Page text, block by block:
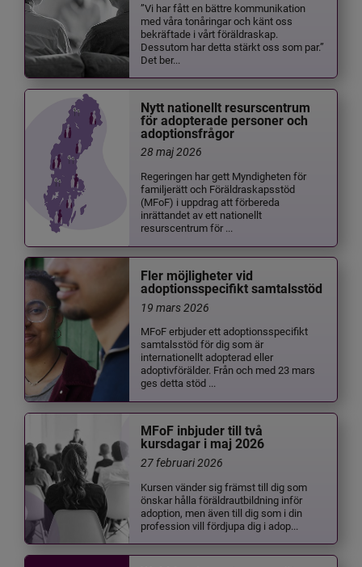
”Vi har fått en bättre kommunikation
med våra tonåringar och känt oss
bekräftade i vårt föräldraskap.
Dessutom har detta stärkt oss som par.”
Det ber...
Nytt nationellt resurscentrum
för adopterade personer och
adoptionsfrågor
28 maj 2026
Regeringen har gett Myndigheten för
familjerätt och Föräldraskapsstöd
(MFoF) i uppdrag att förbereda
inrättandet av ett nationellt
resurscentrum för ...
Fler möjligheter vid
adoptionsspecifikt samtalsstöd
19 mars 2026
MFoF erbjuder ett adoptionsspecifikt
samtalsstöd för dig som är
internationellt adopterad eller
adoptivförälder. Från och med 23 mars
ges detta stöd ...
MFoF inbjuder till två
kursdagar i maj 2026
27 februari 2026
Kursen vänder sig främst till dig som
önskar hålla föräldrautbildning inför
adoption, men även till dig som i din
profession vill fördjupa dig i adop...